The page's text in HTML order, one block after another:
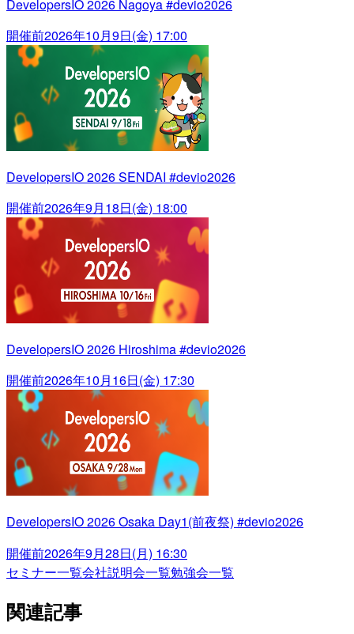
DevelopersIO 2026 Nagoya #devio2026
開催前2026年10月9日(金) 17:00
DevelopersIO 2026 SENDAI #devio2026
開催前2026年9月18日(金) 18:00
DevelopersIO 2026 Hiroshima #devio2026
開催前2026年10月16日(金) 17:30
DevelopersIO 2026 Osaka Day1(前夜祭) #devio2026
開催前2026年9月28日(月) 16:30
セミナー一覧会社説明会一覧勉強会一覧
関連記事